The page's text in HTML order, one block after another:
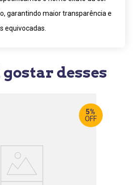
garantindo maior transparência e
equivocadas.
desses
5%
OFF